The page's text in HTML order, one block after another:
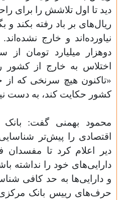
دید تا اول تلاشش را برای
ریال‌های بر باد رفته بکند و
نیاورده‌اند و خارج
دوهزار میلیارد تومان از
اختلاس به خارج از کشور
«تاکنون هیچ سرنخی که از
کشور حکایت کند، به دست
محمود بهمنی گفت:
اقتصادی را پیش‌تر
دیر اعلام کرد تا مفسدان
دارایی‌های خود را نداشته
و دارایی‌ها به حد کافی
حرف‌های رییس بانک مرکزی